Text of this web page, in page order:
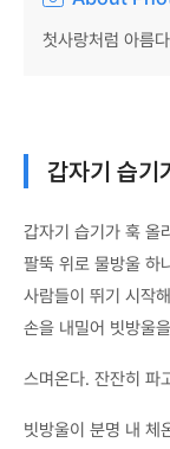
첫사랑처럼 아름
갑자기 습기
갑자기 습기가 훅 올
팔뚝 위로 물방울 하
사람들이 뛰기 시작
손을 내밀어 빗방울
스며온다. 잔잔히 파
빗방울이 분명 내 체